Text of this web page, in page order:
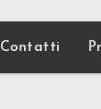
Contatti